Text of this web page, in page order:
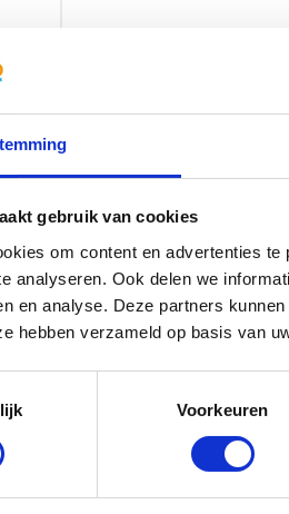
gebruik van cookies
om content en advertenties
analyseren. Ook delen we
en analyse. Deze partners
hebben verzameld op basis van
Voorkeuren